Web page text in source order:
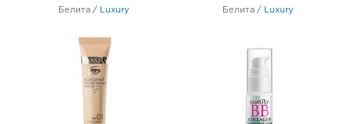
Белита / Luxury Белита / Luxury